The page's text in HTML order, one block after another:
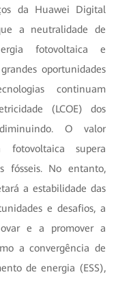
da Huawei Digital
a neutralidade de
fotovoltaica e
oportunidades
continuam
(LCOE) dos
O valor
supera
fósseis. No entanto,
a estabilidade das
e desafios, a
e a promover a
a convergência de
de energia (ESS),